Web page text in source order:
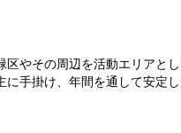
やその周辺を活動エリアと
手掛け、年間を通して安定